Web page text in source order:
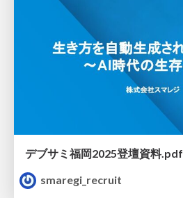
デブサミ福岡2025登壇資料.pdf
smaregi_recruit